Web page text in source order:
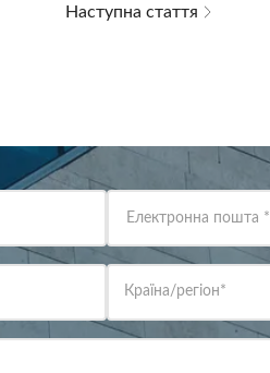
Наступна стаття
Електронна пошта *
Країна/регіон*